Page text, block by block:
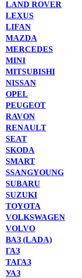
LAND ROVER
LEXUS
LIFAN
MAZDA
MERCEDES
MINI
MITSUBISHI
NISSAN
OPEL
PEUGEOT
RAVON
RENAULT
SEAT
SKODA
SMART
SSANGYOUNG
SUBARU
SUZUKI
TOYOTA
VOLKSWAGEN
VOLVO
ВАЗ (LADA)
ГАЗ
ТАГАЗ
УАЗ